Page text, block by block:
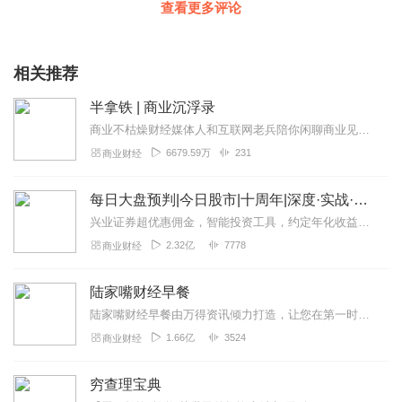
查看更多评论
相关推荐
半拿铁 | 商业沉浮录
商业不枯燥财经媒体人和互联网老兵陪你闲聊商业见闻。来杯半拿铁，边喝边唠。
商业财经 6679.59万 231
每日大盘预判|今日股市|十周年|深度·实战·干货
兴业证券超优惠佣⾦，智能投资⼯具，约定年化收益率最⾼8.xx%多的新客理财。1v1专⼈服务。点击链接开户>>讲师介绍华飞多维度看盘体系创始人股市实战派讲师...
商业财经 2.32亿 7778
陆家嘴财经早餐
陆家嘴财经早餐由万得资讯倾力打造，让您在第一时间了解最全最新的财经资讯，上班族早上醒脑充电必备！（搜索微信公众号：Wind资讯或windzxsh，每天早晨推...
商业财经 1.66亿 3524
穷查理宝典